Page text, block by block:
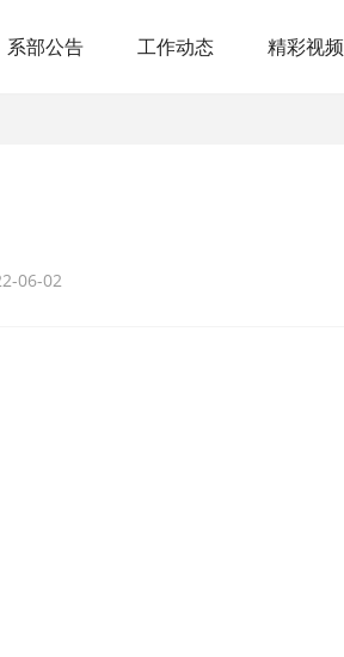
系部公告 工作动态 精彩视频
06-02